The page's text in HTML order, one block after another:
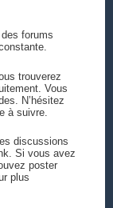
forums
trouverez
Vous
N’hésitez
à suivre.
discussions
Si vous avez
poster
plus